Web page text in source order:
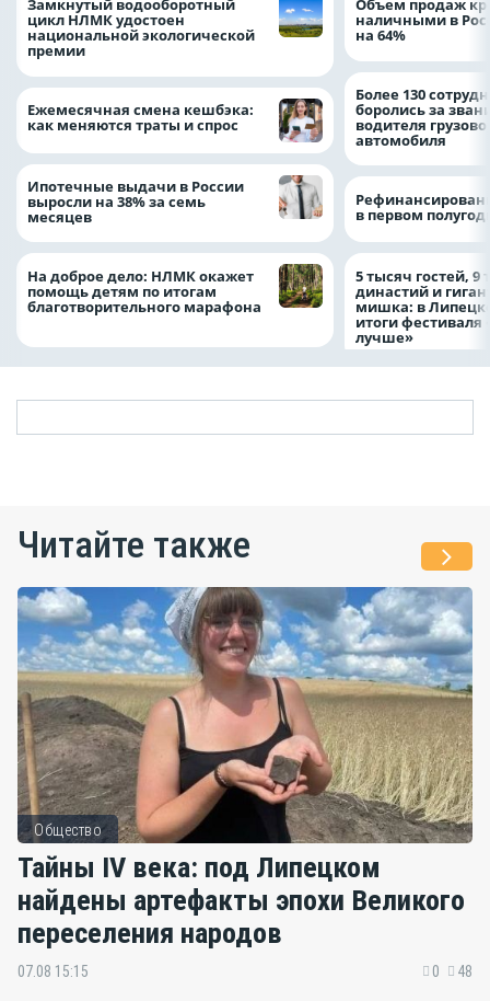
Замкнутый водооборотный
цикл НЛМК удостоен
национальной экологической
премии
Ежемесячная смена кешбэка:
как меняются траты и спрос
Ипотечные выдачи в России
выросли на 38% за семь
месяцев
На доброе дело: НЛМК окажет
помощь детям по итогам
благотворительного марафона
Объем продаж
наличными в
на 64%
Более 130
боролись за
водителя
автомобиля
в первом
5 тысяч гостей, 9
династий и
мишка: в
итоги фестиваля
лучше»
Читайте также
Общество
Тайны IV века: под Липецком
найдены артефакты эпохи Великого
переселения народов
07.08 15:15 0 48